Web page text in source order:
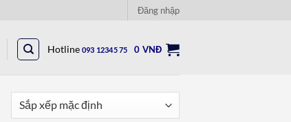
Đăng nhập
Hotline 093 12345 75 0 VNĐ